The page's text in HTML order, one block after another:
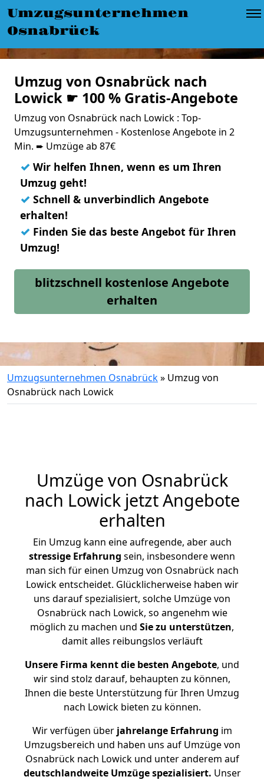
Umzugsunternehmen
Osnabrück
Umzug von Osnabrück nach
Lowick ☛ 100 % Gratis-Angebote
Umzug von Osnabrück nach Lowick : Top-
Umzugsunternehmen - Kostenlose Angebote in 2
Min. ➨ Umzüge ab 87€
✓ Wir helfen Ihnen, wenn es um Ihren
Umzug geht!
✓ Schnell & unverbindlich Angebote
erhalten!
✓ Finden Sie das beste Angebot für Ihren
Umzug!
blitzschnell kostenlose Angebote
erhalten
Umzugsunternehmen Osnabrück» Umzug von
Osnabrück nach Lowick
Umzüge von Osnabrück
nach Lowick jetzt Angebote
erhalten
Ein Umzug kann eine aufregende, aber auch
stressige Erfahrung sein, insbesondere wenn
man sich für einen Umzug von Osnabrück nach
Lowick entscheidet. Glücklicherweise haben wir
uns darauf spezialisiert, solche Umzüge von
Osnabrück nach Lowick, so angenehm wie
möglich zu machen und Sie zu unterstützen,
damit alles reibungslos verläuft
Unsere Firma kennt die besten Angebote, und
wir sind stolz darauf, behaupten zu können,
Ihnen die beste Unterstützung für Ihren Umzug
nach Lowick bieten zu können.
Wir verfügen überjahrelange Erfahrung im
Umzugsbereich und haben uns auf Umzüge von
Osnabrück nach Lowick und unter anderem auf
deutschlandweite Umzüge spezialisiert. Unser